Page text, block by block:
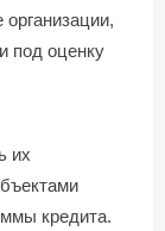
под оценку
их
кредита.